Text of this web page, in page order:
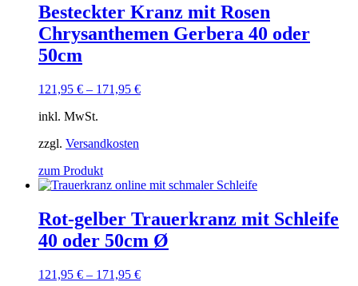
Besteckter Kranz mit Rosen
Chrysanthemen Gerbera 40 oder
50cm
121,95 € – 171,95 €
inkl. MwSt.
zzgl. Versandkosten
zum Produkt
Rot-gelber Trauerkranz mit Schleife
40 oder 50cm Ø
121,95 € – 171,95 €